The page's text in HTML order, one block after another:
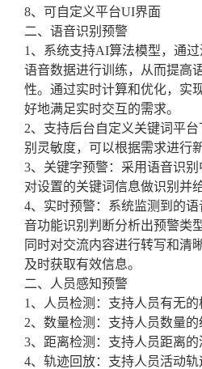
8、可自定义平台UI界面
二、语音识别预警
1、系统支持AI算法模型，通
语音数据进行训练，从而提高
性。通过实时计算和优化，实
好地满足实时交互的需求。
2、支持后台自定义关键词平
别灵敏度，可以根据需求进行
3、关键字预警：采用语音识别
对设置的关键词信息做识别并
4、实时预警：系统监测到的
音功能识别判断分析出预警类
同时对交流内容进行转写和清
及时获取有效信息。
二、人员感知预警
1、人员检测：支持人员有无的
2、数量检测：支持人员数量的
3、距离检测：支持人员距离的
4、轨迹回放：支持人员活动轨